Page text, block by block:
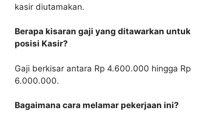
kasir diutamakan.
Berapa kisaran gaji yang ditawarkan untuk
posisi Kasir?
Gaji berkisar antara Rp 4.600.000 hingga Rp
6.000.000.
Bagaimana cara melamar pekerjaan ini?